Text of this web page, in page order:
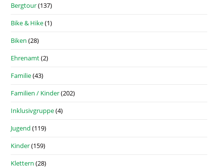
Bergtour(137)
Bike & Hike(1)
Biken (28)
Ehrenamt(2)
Familie(43)
Familien / Kinder(202)
Inklusivgruppe(4)
Jugend (119)
Kinder(159)
Klettern (28)